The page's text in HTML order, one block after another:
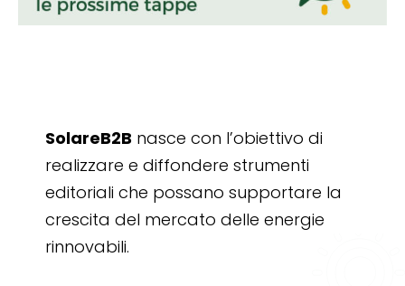
SolareB2B nasce con l’obiettivo di
realizzare e diffondere strumenti
editoriali che possano supportare la
crescita del mercato delle energie
rinnovabili.